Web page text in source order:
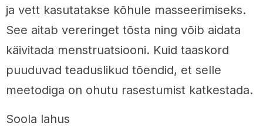
ja vett kasutatakse kõhule masseerimiseks.
See aitab vereringet tõsta ning võib aidata
käivitada menstruatsiooni. Kuid taaskord
puuduvad teaduslikud tõendid, et selle
meetodiga on ohutu rasestumist katkestada.
Soola lahus